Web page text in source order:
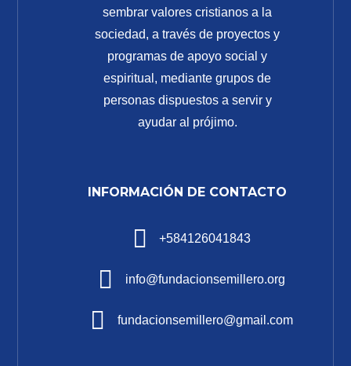
sembrar valores cristianos a la
sociedad, a través de proyectos y
programas de apoyo social y
espiritual, mediante grupos de
personas dispuestos a servir y
ayudar al prójimo.
INFORMACIÓN DE CONTACTO
+584126041843
info@fundacionsemillero.org
fundacionsemillero@gmail.com